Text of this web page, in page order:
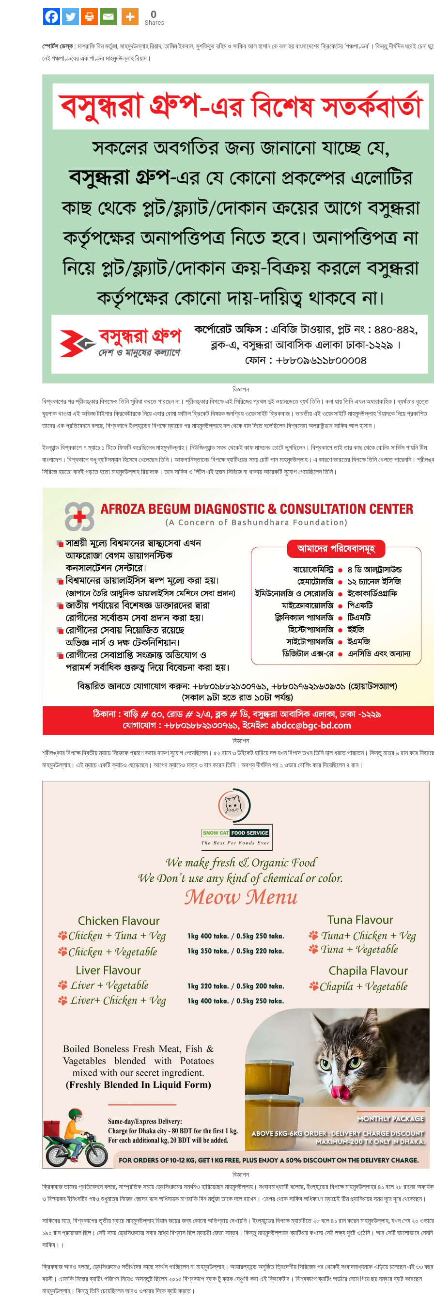
0
Shares
স্পোর্টস ডেস্ক : মাশরাফি বিন মর্তুজা, মাহমুদউল্লাহ রিয়াদ, তামিম ইকবাল, মুশফিকুর রহিম ও সাকিব আল হাসান কে বলা হয় বাংলাদেশের ক্রিকেটের ‘পঞ্চপাণ্ডব’। কিন্তু দীর্ঘদিন ধরেই চেনা
নেই পঞ্চপাণ্ডবের এক পাণ্ডব মাহমুদউল্লাহ রিয়াদ।
বিজ্ঞাপন
বিশ্বকাপের পর শ্রীলঙ্কার বিপক্ষেও তিনি সুবিধা করতে পারছেন না। শ্রীলঙ্কার বিপক্ষে এই সিরিজের প্রথম দুই ওয়ানডেতে ব্যর্থ তিনি। বলা যায় তিনি এখন অধারাবাহিক। ব্যর্থতার বৃত্তে
ঘুরপাক খাওয়া এই অভিজ্ঞ টাইগার ক্রিকেটারকে নিয়ে এবার বোমা ফাটাল ক্রিকেট বিষয়ক জনপ্রিয় ওয়েবসাইট ক্রিকবাজ। ভারতীয় এই ওয়েবসাইটি মাহমুদউল্লাহ রিয়াদকে নিয়ে প্রকাশিত
তাদের এক প্রতিবেদনে বলছে, বিশ্বকাপে ইংল্যান্ডের বিপক্ষে ম্যাচের পর মাহমুদউল্লাহে দল থেকে বাদ দিতে বলেছিলেন বিশ্বসেরা অলরাউন্ডার সাকিব আল হাসান।
ইংল্যান্ড বিশ্বকাপে ৭ ম্যাচে ১ টিতে ফিফটি করেছিলেন মাহমুদউল্লাহ। নিউজিল্যান্ড সফর থেকেই কাফ মাসলের চোটে ভুগছিলেন। বিশ্বকাপে তাই তার কাছ থেকে বোলিং সার্ভিস পায়নি টিম
বাংলাদেশ। বিশ্বকাপে শুধু ব্যাটসম্যান হিসেবে খেলেছেন তিনি। আফগানিস্তানের বিপক্ষে ব্যাটিংয়ের সময় চোট পান মাহমুদউল্লাহ। এ কারণে ভারতের বিপক্ষে তিনি খেলতে পারেননি।
সিরিজে হয়তো বাদই পড়তে হতো মাহমুদউল্লাহ রিয়াদকে। তবে সাকিব ও লিটন এই দুজন সিরিজে না থাকায় আরেকটি সুযোগ পেয়েছিলেন তিনি।
বিজ্ঞাপন
শ্রীলঙ্কার বিপক্ষে দ্বিতীয় ম্যাচে নিজেকে প্রমাণ করার দারুণ সুযোগ পেয়েছিলেন। ৫২ রানে ৩ উইকেট হারিয়ে দল যখন বিপদে তখন তিনি হাল ধরতে পারতেন। কিন্তু মাত্র ৬ রান করে
মাহমুদউল্লাহ। এই ম্যাচে একটি ক্যাচও ছেড়েছেন। আগের ম্যাচেও মাত্র ৩ রান করেন তিনি। অবশ্য দীর্ঘদিন পর ১ ওভার বোলিং করে দিয়েছিলেন ৪ রান।
বিজ্ঞাপন
ক্রিকবাজ তাদের প্রতিবেদনে বলছে, সাম্প্রতিক সময়ে ড্রেসিংরুমের সমর্থনও হারিয়েছেন মাহমুদউল্লাহ। সংবাদমাধ্যমটি বলেছে, ইংল্যান্ডের বিপক্ষে মাহমুদউল্লাহর ৪১ বলে ২৮ রানের
ও বিস্ময়কর ইনিংসটির পরও শুধুমাত্র নিজের জেদের বসে অধিনায়ক মাশরাফি বিন মর্তুজা তাকে দলে রাখেন। এরপর থেকে সাকিব অধিকাংশ ম্যাচেই টিম প্ল্যানিংয়ের সময় দূরে দূরে থেকেছেন।
সাকিবের মতে, বিশ্বকাপের তৃতীয় ম্যাচে মাহমুদউল্লাহ রিয়াদ জয়ের জন্য কোনো অভিপ্রায় দেখায়নি। ইংল্যান্ডের বিপক্ষে ম্যাচটিতে ২৮ বলে ৪১ রান করেন মাহমুদউল্লাহ, যখন শেষ ২০ ওভারে
১৯০ রান প্রয়োজন ছিল। সেই সময় ড্রেসিংরুমের সবার মধ্যে বিশ্বাস ছিল ম্যাচটা জেতা সম্ভব। কিন্তু মাহমুদউল্লাহর ব্যাটিংয়ে কখনো সেই লক্ষ্য ফুটে ওঠেনি। আর সেটি ভালোভাবে নেননি
সাকিব।।
ক্রিকবাজ আরও বলছে, ড্রেসিংরুমেও সতীর্থদের কাছে সমর্থন পাচ্ছিলেন না মাহমুদউল্লাহ। আয়ারল্যান্ডে অনুষ্ঠিত ত্রিদেশীয় সিরিজের পর থেকেই সংবাদমাধ্যমকে এড়িয়ে চলেছেন এই ৩৩ বছর
বয়সী। এমনকি নিজের ব্যাটিং পজিশন নিয়েও অসন্তুষ্ট ছিলেন ২০১৫ বিশ্বকাপে ব্যাক টু ব্যাক সেঞ্চুরি করা এই ক্রিকেটার। বিশ্বকাপে ব্যাটিং অর্ডারে নেমে গিয়ে ছয় নম্বরে ব্যাট করেছেন
মাহমুদউল্লাহ। কিন্তু তিনি চেয়েছিলেন আরও ওপরের দিকে ব্যাট করতে।